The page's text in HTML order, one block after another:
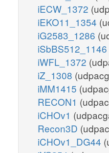
iECW_1372
iEKO11_1354
iG2583_1286
iSbBS512_1146
iWFL_1372
iZ_1308
iMM1415
RECON1
iCHOv1
Recon3D
iCHOv1_DG44